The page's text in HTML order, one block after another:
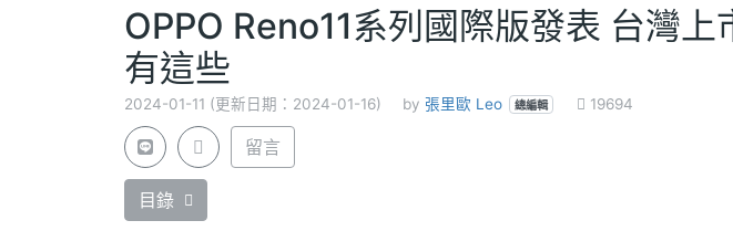
OPPO Reno11系列國際版發表 台灣上
有這些
2024-01-11 (更新日期：2024-01-16) by 張里歐 Leo 總編輯 19694
留言
目錄